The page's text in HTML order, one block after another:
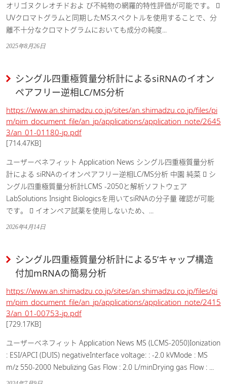
オリゴヌクレオチドおよ び不純物の網羅的特性評価が可能です。 
UVクロマトグラムと同期したMSスペクトルを使用することで、分
離不十分なクロマトグラムにおいても成分の純度...
2025年8月26日
シングル四重極質量分析計によるsiRNAのイオン
ペアフリー逆相LC/MS分析
https://www.an.shimadzu.co.jp/sites/an.shimadzu.co.jp/files/pi
m/pim_document_file/an_jp/applications/application_note/2645
3/an_01-01180-jp.pdf
[714.47KB]
ユーザーベネフィット Application News シングル四重極質量分析
計による siRNAのイオンペアフリー逆相LC/MS分析 中園 純菜  シ
ングル四重極質量分析計LCMS -2050と解析ソフトウェア
LabSolutions Insight Biologicsを用いてsiRNAの分子量 確認が可能
です。  イオンペア試薬を使用しないため、...
2026年4月14日
シングル四重極質量分析計による5’キャップ構造
付加mRNAの簡易分析
https://www.an.shimadzu.co.jp/sites/an.shimadzu.co.jp/files/pi
m/pim_document_file/an_jp/applications/application_note/2415
3/an_01-00753-jp.pdf
[729.17KB]
ユーザーベネフィット Application News MS (LCMS-2050)Ionization
: ESI/APCI (DUIS) negativeInterface voltage: : -2.0 kVMode : MS
m/z 550-2000 Nebulizing Gas Flow : 2.0 L/minDrying gas Flow : ...